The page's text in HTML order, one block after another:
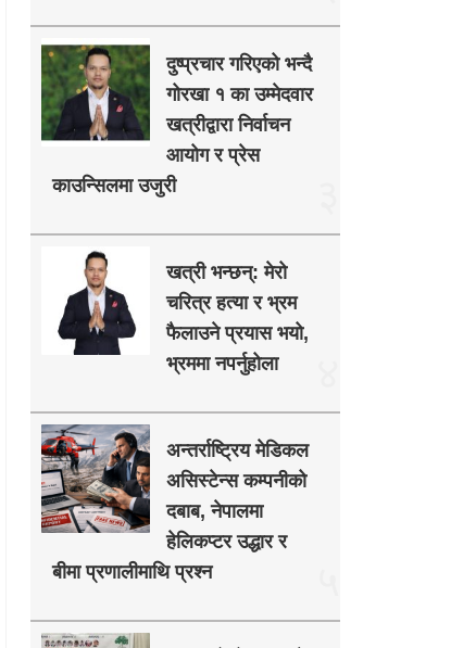
दुष्प्रचार गरिएको भन्दै
गोरखा १ का उम्मेदवार
खत्रीद्वारा निर्वाचन
आयोग र प्रेस
काउन्सिलमा उजुरी
खत्री भन्छन्: मेरो
चरित्र हत्या र भ्रम
फैलाउने प्रयास भयो,
भ्रममा नपर्नुहोला
अन्तर्राष्ट्रिय मेडिकल
असिस्टेन्स कम्पनीको
दबाब, नेपालमा
हेलिकप्टर उद्धार र
बीमा प्रणालीमाथि प्रश्न